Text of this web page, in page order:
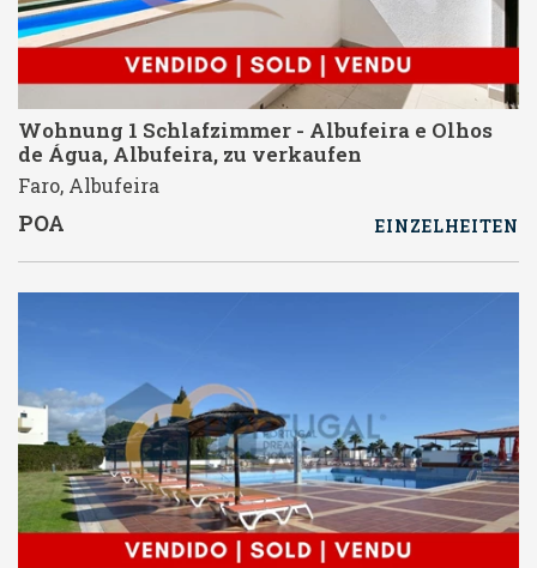
Wohnung 1 Schlafzimmer - Albufeira e Olhos
de Água, Albufeira, zu verkaufen
Faro, Albufeira
POA EINZELHEITEN